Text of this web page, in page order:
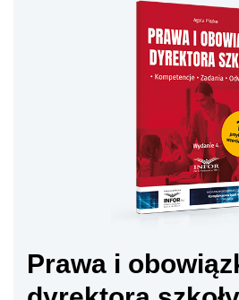
Prawa i